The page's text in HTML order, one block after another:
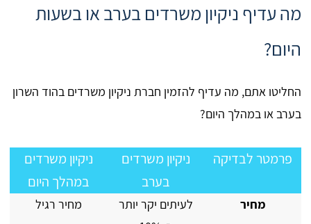
מה עדיף ניקיון משרדים בערב או בשעות
היום?
החליטו אתם, מה עדיף להזמין חברת ניקיון משרדים בהוד השרון
בערב או במהלך היום?
פרמטר לבדיקה
ניקיון משרדים
בערב
ניקיון משרדים
במהלך היום
מחיר
לעיתים יקר יותר
מחיר רגיל